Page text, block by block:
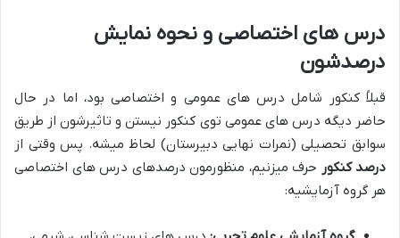
درس های اختصاصی و نحوه نمایش
درصدشون
قبلاً کنکور شامل درس های عمومی و اختصاصی بود، اما در حال
حاضر دیگه درس های عمومی توی کنکور نیستن و تاثیرشون از طریق
سوابق تحصیلی (نمرات نهایی دبیرستان) لحاظ میشه. پس وقتی از
درصد کنکور حرف میزنیم، منظورمون درصدهای درس های اختصاصی
هر گروه آزمایشیه: